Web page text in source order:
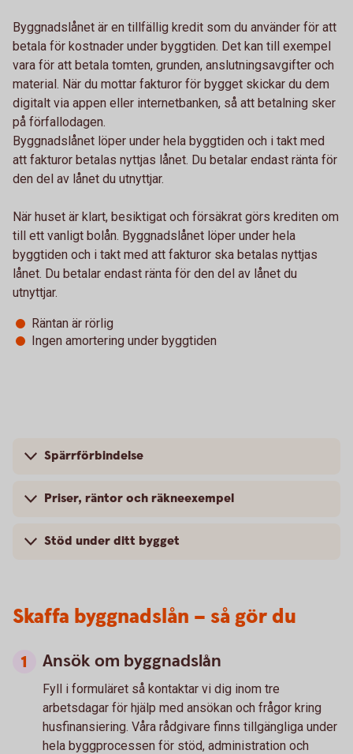
Byggnadslånet är en tillfällig kredit som du använder för att
betala för kostnader under byggtiden. Det kan till exempel
vara för att betala tomten, grunden, anslutningsavgifter och
material. När du mottar fakturor för bygget skickar du dem
digitalt via appen eller internetbanken, så att betalning sker
på förfallodagen.
Byggnadslånet löper under hela byggtiden och i takt med
att fakturor betalas nyttjas lånet. Du betalar endast ränta för
den del av lånet du utnyttjar.
När huset är klart, besiktigat och försäkrat görs krediten om
till ett vanligt bolån. Byggnadslånet löper under hela
byggtiden och i takt med att fakturor ska betalas nyttjas
lånet. Du betalar endast ränta för den del av lånet du
utnyttjar.
Räntan är rörlig
Ingen amortering under byggtiden
Spärrförbindelse
Priser, räntor och räkneexempel
Stöd under ditt bygget
Skaffa byggnadslån – så gör du
Ansök om byggnadslån
Fyll i formuläret så kontaktar vi dig inom tre
arbetsdagar för hjälp med ansökan och frågor kring
husfinansiering. Våra rådgivare finns tillgängliga under
hela byggprocessen för stöd, administration och